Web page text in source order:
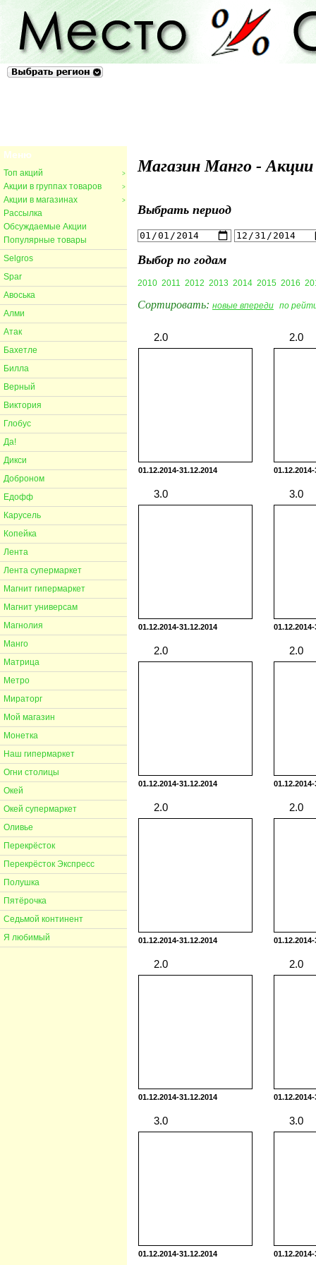
Меню
>
Топ акций
>
Акции в группах товаров
>
Акции в магазинах
Рассылка
Обсуждаемые Акции
Популярные товары
Selgros
Spar
Авоська
Алми
Атак
Бахетле
Билла
Верный
Виктория
Глобус
Да!
Дикси
Доброном
Едофф
Карусель
Копейка
Лента
Лента супермаркет
Магнит гипермаркет
Магнит универсам
Магнолия
Манго
Матрица
Метро
Мираторг
Мой магазин
Монетка
Наш гипермаркет
Огни столицы
Окей
Окей супермаркет
Оливье
Перекрёсток
Перекрёсток Экспресс
Полушка
Пятёрочка
Седьмой континент
Я любимый
Магазин Манго -
Выбрать период
Выбор по годам
2010 2011 2012 2013 2014 2015 2016
Сортировать: новые впереди по
01.12.2014-31.12.2014
01.12.2014-31.12.2014
01.12.2014-31.12.2014
01.12.2014-31.12.2014
3.0